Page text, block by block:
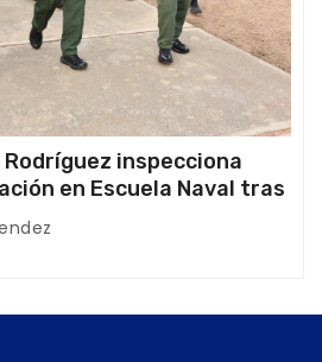
inspecciona
en Escuela Naval tras
en La Guaira